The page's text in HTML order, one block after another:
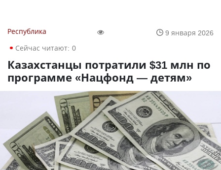
Республика
9 января 2026
Сейчас читают: 0
Казахстанцы потратили $31 млн по
программе «Нацфонд — детям»